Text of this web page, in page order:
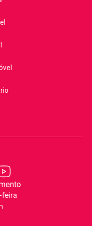
feira